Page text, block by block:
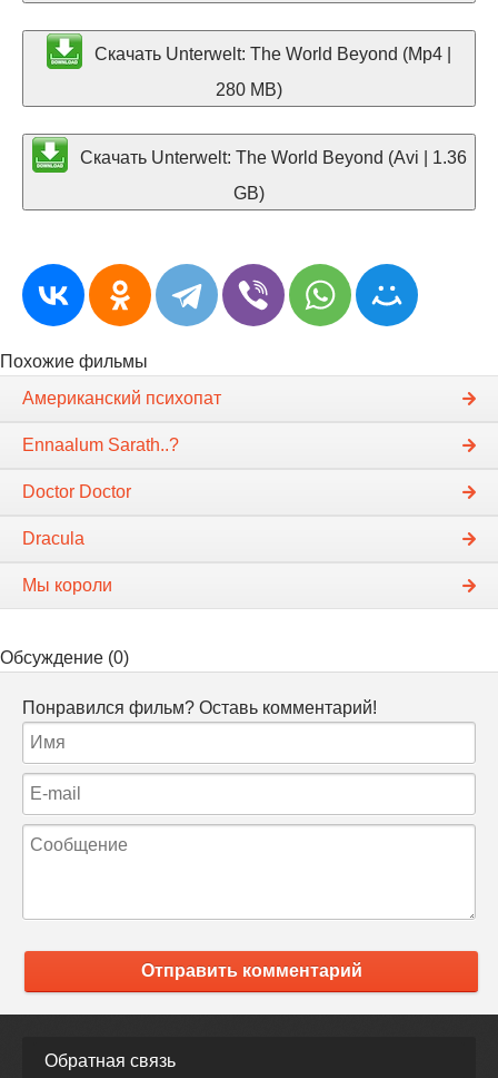
Скачать Unterwelt: The World Beyond (Mp4 |
280 MB)
Скачать Unterwelt: The World Beyond (Avi | 1.36
GB)
Похожие фильмы
Американский психопат
Ennaalum Sarath..?
Doctor Doctor
Dracula
Мы короли
Обсуждение (0)
Понравился фильм? Оставь комментарий!
Отправить комментарий
Обратная связь